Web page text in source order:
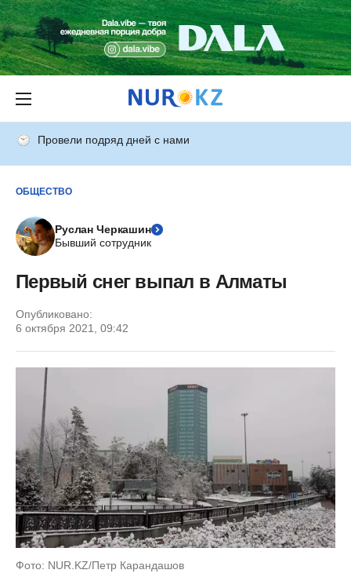
Провели подряд дней с нами
ОБЩЕСТВО
Руслан Черкашин
Бывший сотрудник
Первый снег выпал в Алматы
Опубликовано:
6 октября 2021, 09:42
Фото: NUR.KZ/Петр Карандашов